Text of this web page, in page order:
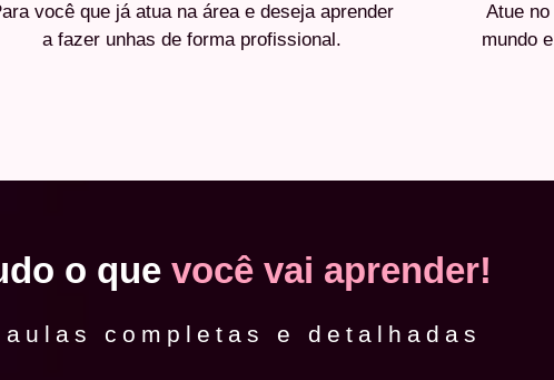
você que já atua na área e deseja aprender
a fazer unhas de forma profissional.
Atue
mundo
o que você vai aprender!
completas e detalhadas